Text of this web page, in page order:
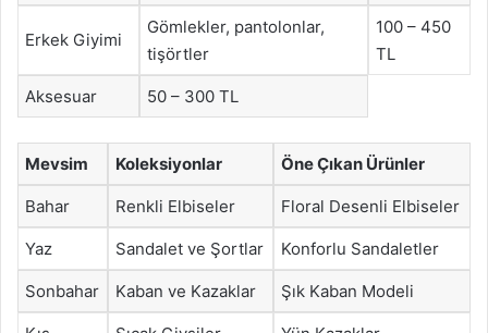
Erkek Giyimi
Gömlekler, pantolonlar,
tişörtler
100 – 450
TL
Aksesuar 50 – 300 TL
Mevsim Koleksiyonlar Öne Çıkan Ürünler
Bahar Renkli Elbiseler Floral Desenli Elbiseler
Yaz Sandalet ve Şortlar Konforlu Sandaletler
Sonbahar Kaban ve Kazaklar Şık Kaban Modeli